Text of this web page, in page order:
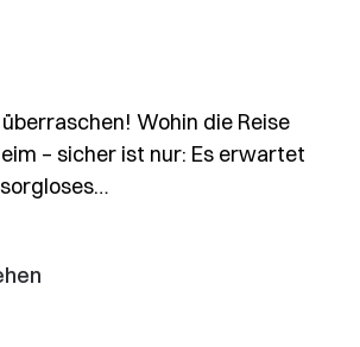
Wohin die Reise
– sicher ist nur: Es erwartet